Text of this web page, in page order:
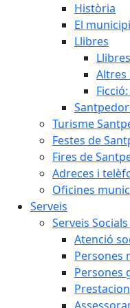
Història
El
Llibres
Altres
Turisme
Festes de
Fires de
Adreces i
Oficines
Serveis
Serveis
Atenció
Persones
Persones